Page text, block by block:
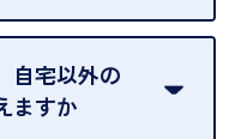
意があってもご利用い
自宅以外の
ますか